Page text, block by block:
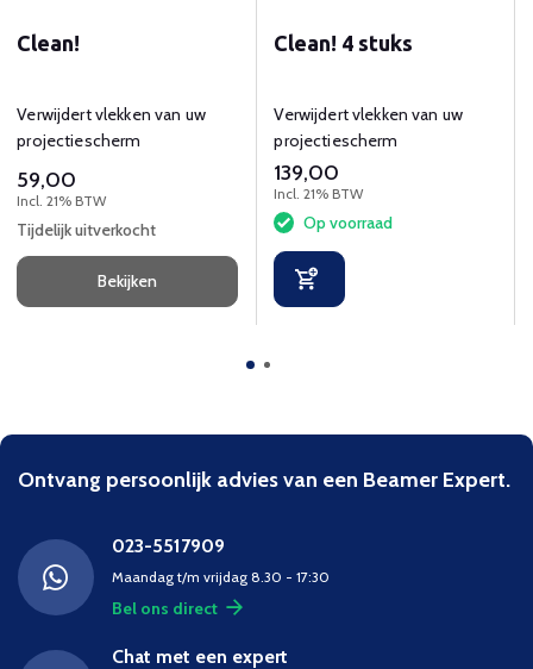
Clean!
Verwijdert vlekken van uw
projectiescherm
59,00
Incl. 21% BTW
Tijdelijk uitverkocht
Bekijken
Clean! 4 stuks
Verwijdert vlekken van uw
projectiescherm
139,00
Incl. 21% BTW
Op voorraad
Ontvang persoonlijk advies van een Beamer Expert.
023-5517909
Maandag t/m vrijdag 8.30 - 17:30
Bel ons direct
Chat met een expert